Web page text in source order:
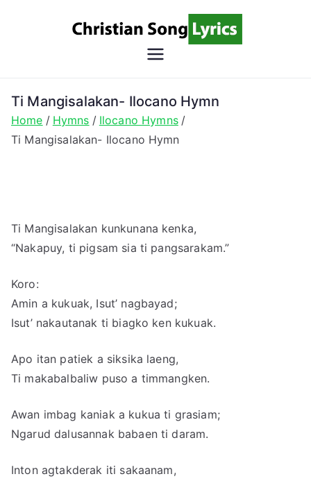
Song
Christian Lyrics Online!
Ti Mangisalakan- Ilocano Hymn
Home Hymns
Ilocano Hymns
Ti Mangisalakan- Ilocano Hymn
Ti Mangisalakan kunkunana kenka,
“Nakapuy, ti pigsam sia ti pangsarakam.”
Koro:
Amin a kukuak, Isut’ nagbayad;
Isut’ nakautanak ti biagko ken kukuak.
Apo itan patiek a siksika laeng,
Ti makabalbaliw puso a timmangken.
Awan imbag kaniak a kukua ti grasiam;
Ngarud dalusannak babaen ti daram.
Inton agtakderak iti sakaanam,